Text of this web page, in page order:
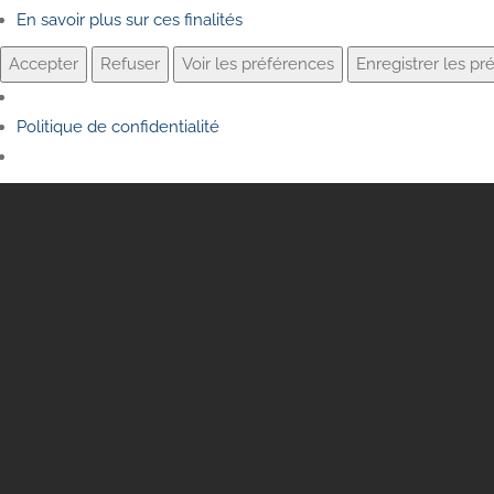
En savoir plus sur ces finalités
Accepter Refuser Voir les préférences Enregistrer les
Politique de confidentialité